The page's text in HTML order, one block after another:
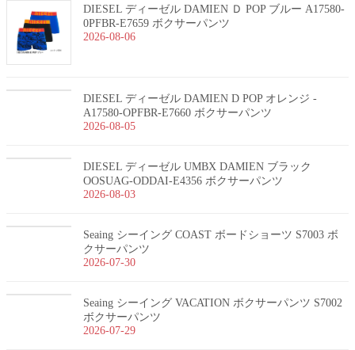
DIESEL ディーゼル DAMIEN Ｄ POP ブルー A17580-
0PFBR-E7659 ボクサーパンツ
2026-08-06
DIESEL ディーゼル DAMIEN D POP オレンジ -
A17580-OPFBR-E7660 ボクサーパンツ
2026-08-05
DIESEL ディーゼル UMBX DAMIEN ブラック
OOSUAG-ODDAI-E4356 ボクサーパンツ
2026-08-03
Seaing シーイング COAST ボードショーツ S7003 ボ
クサーパンツ
2026-07-30
Seaing シーイング VACATION ボクサーパンツ S7002
ボクサーパンツ
2026-07-29